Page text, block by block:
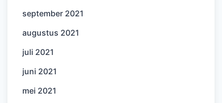
september 2021
augustus 2021
juli 2021
juni 2021
mei 2021